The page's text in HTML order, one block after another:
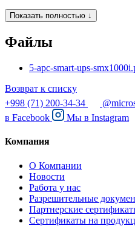
Показать полностью ↓
Файлы
5-apc-smart-ups-
Возврат к списку
+998 (71) 200-34-34
в Facebook Мы в Instagram
Компания
О Компании
Новости
Работа у нас
Разрешительные
Партнерские
Сертификаты на